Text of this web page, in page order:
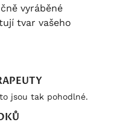
vyráběné
tvar vašeho
jsou tak pohodlné.